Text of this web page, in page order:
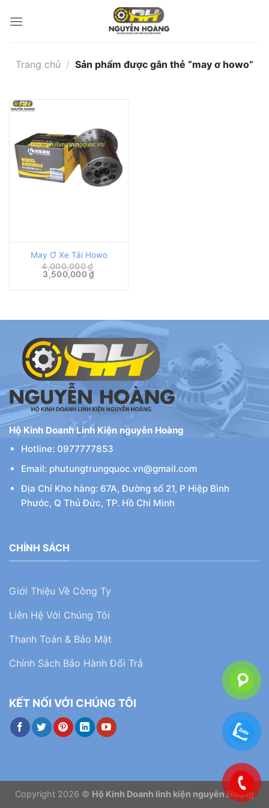
qua
Trang chủ / Sản phẩm được gắn thẻ “may ơ howo”
May Ơ Xe Tải Howo
4,000,000₫
Giá
gốc
là:
3,500,000₫Giá
tại
Hộ Kinh Doanh Linh Kiện nguyễn Hoàng
Hotline: 0977777853
Email: phutungtrungquoc.vn@gmail.com
Địa Chỉ Kho hàng: 67A, Đường số 21, P Hiệp Bình
Phước, Q Thủ Đức, TP. Hồ Chí Minh
CHÍNH SÁCH
Giới Thiệu Về Công Ty
Liên Hệ Với Chúng Tôi
Thanh Toán & Bảo Mật
Chính Sách Bảo Hành Đổi Trả
KẾT NỐI VỚI CHÚNG TÔI
Copyright 2026 © Hộ Kinh Doanh linh kiện nguyễn Hoàng